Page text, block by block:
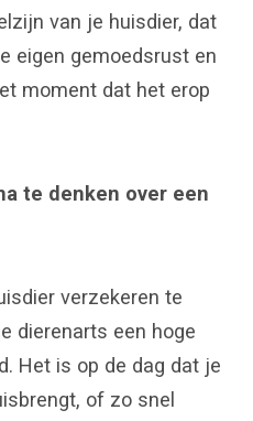
van je huisdier, dat
eigen gemoedsrust en
moment dat het erop
te denken over een
verzekeren te
dierenarts een hoge
Het is op de dag dat je
of zo snel